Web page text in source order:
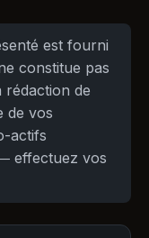
est fourni
constitue pas
rédaction de
de vos
actifs
effectuez vos